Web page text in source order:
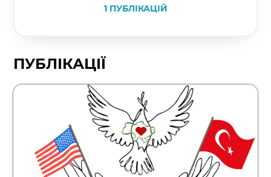
1 ПУБЛІКАЦІЙ
ПУБЛІКАЦІЇ